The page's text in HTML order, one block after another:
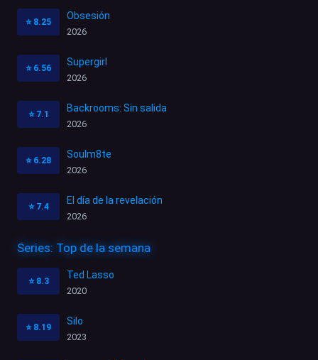
⭐ 8.25
Obsesión
2026
⭐ 6.56
Supergirl
2026
⭐ 7.1
Backrooms: Sin salida
2026
⭐ 6.28
Soulm8te
2026
⭐ 7.4
El día de la revelación
2026
Series: Top de la semana
⭐ 8.3
Ted Lasso
2020
⭐ 8.19
Silo
2023